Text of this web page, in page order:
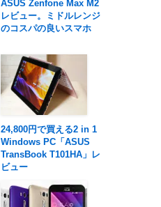
ASUS Zenfone Max M2
レビュー。ミドルレンジ
のコスパの良いスマホ
24,800円で買える2 in 1
Windows PC「ASUS
TransBook T101HA」レ
ビュー